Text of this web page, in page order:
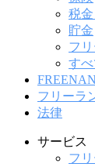
税
貯金
フ
す
フリーラ
法律
サービス
フ